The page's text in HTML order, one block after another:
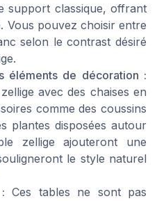
support classique, offrant
Vous pouvez choisir entre
selon le contrast désiré
éléments de décoration :
avec des chaises en
comme des coussins
plantes disposées autour
zellige ajouteront une
le style naturel
Ces tables ne sont pas